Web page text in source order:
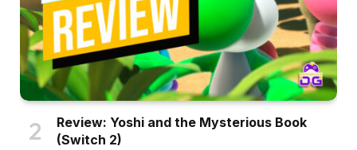
Review: Yoshi and the Mysterious Book
(Switch 2)